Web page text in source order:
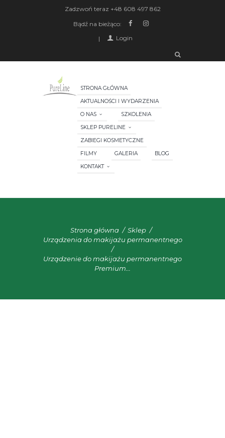
Zadzwoń teraz +48 608 497 862
Bądź na bieżąco:
Login
STRONA GŁÓWNA
AKTUALNOŚCI I WYDARZENIA
O NAS
SZKOLENIA
SKLEP PURELINE
ZABIEGI KOSMETYCZNE
FILMY
GALERIA
BLOG
KONTAKT
Strona główna
Sklep
Urządzenia do makijażu permanentnego
Urządzenie do makijażu permanentnego
Premium...